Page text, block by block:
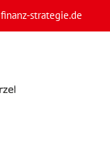
strategie.de